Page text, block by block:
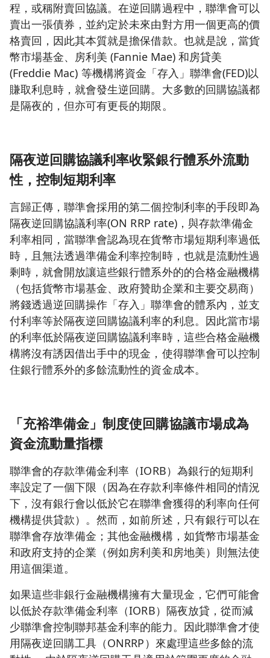
程，或稱附賣回協議。在逆回購過程中，聯準會可以
賣出一張債券，並約定於未來由對方用一個更高的價
格賣回，因此其本質就是擔保借款。也就是說，當貨
幣市場基金、房利美 (Fannie Mae) 和房貸美
(Freddie Mac) 等機構將資金「存入」聯準會(FED)以
賺取利息時，就會發生逆回購。大多數的回購協議都
是隔夜的，但亦可有更長的期限。
隔夜逆回購協議利率收緊銀行體系外流動
性 ，控制短期利率
言歸正傳，聯準會採用的第二個控制利率的手段即為
隔夜逆回購協議利率(ON RRP rate)，與存款準備金
利率相同，當聯準會認為現在貨幣市場短期利率過低
時，且無法透過準備金利率控制時，也就是流動性過
剩時，就會開放讓這些銀行體系外的的合格金融機構
（包括貨幣市場基金、政府贊助企業和主要交易商）
將錢透過逆回購操作「存入」聯準會的體系內，並支
付利率等於隔夜逆回購協議利率的利息。因此當市場
的利率低於隔夜逆回購協議利率時，這些合格金融機
構將沒有誘因借出手中的現金，使得聯準會可以控制
住銀行體系外的多餘流動性的資金成本。
「充裕準備金」制度使回購協議市場成為
資金流動量指標
聯準會的存款準備金利率（IORB）為銀行的短期利
率設定了一個下限（因為在存款利率條件相同的情況
下，沒有銀行會以低於它在聯準會獲得的利率向任何
機構提供貸款）。然而，如前所述，只有銀行可以在
聯準會存放準備金；其他金融機構，如貨幣市場基金
和政府支持的企業（例如房利美和房地美）則無法使
用這個渠道。
如果這些非銀行金融機構擁有大量現金，它們可能會
以低於存款準備金利率（IORB）隔夜放貸，從而減
少聯準會控制聯邦基金利率的能力。因此聯準會才使
用隔夜逆回購工具（ONRRP）來處理這些多餘的流